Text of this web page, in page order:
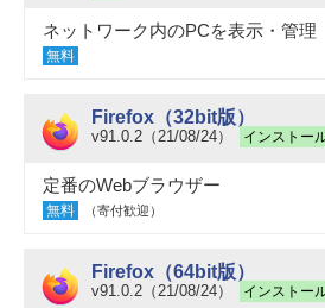
ネットワーク内のPCを表示・管理
無料
Firefox（32bit版）
v91.0.2（21/08/24） インストー
定番のWebブラウザー
無料 （寄付歓迎）
Firefox（64bit版）
v91.0.2（21/08/24） インストー